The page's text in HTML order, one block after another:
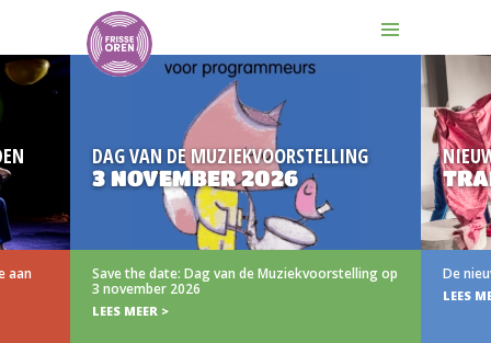
aan
DAG VAN DE MUZIEKVOORSTELLING
3 NOVEMBER 2026
Save the date: Dag van de Muziekvoorstelling op
3 november 2026
LEES MEER >
De
LEES